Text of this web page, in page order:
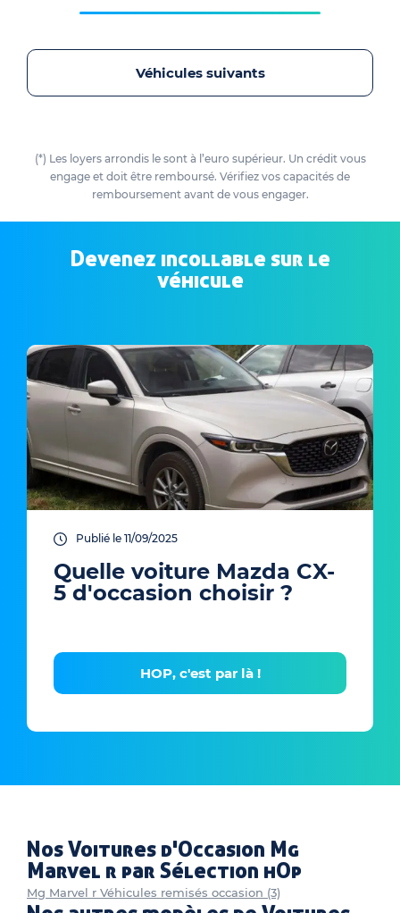
Véhicules suivants
(*) Les loyers arrondis le sont à l’euro supérieur. Un crédit vous
engage et doit être remboursé. Vérifiez vos capacités de
remboursement avant de vous engager.
Devenez incollable sur le
véhicule
Publié le 11/09/2025
Quelle voiture Mazda CX-
5 d'occasion choisir ?
HOP, c'est par là !
Nos Voitures d'Occasion Mg
Marvel r par Sélection hOp
Mg Marvel r Véhicules remisés occasion (3)